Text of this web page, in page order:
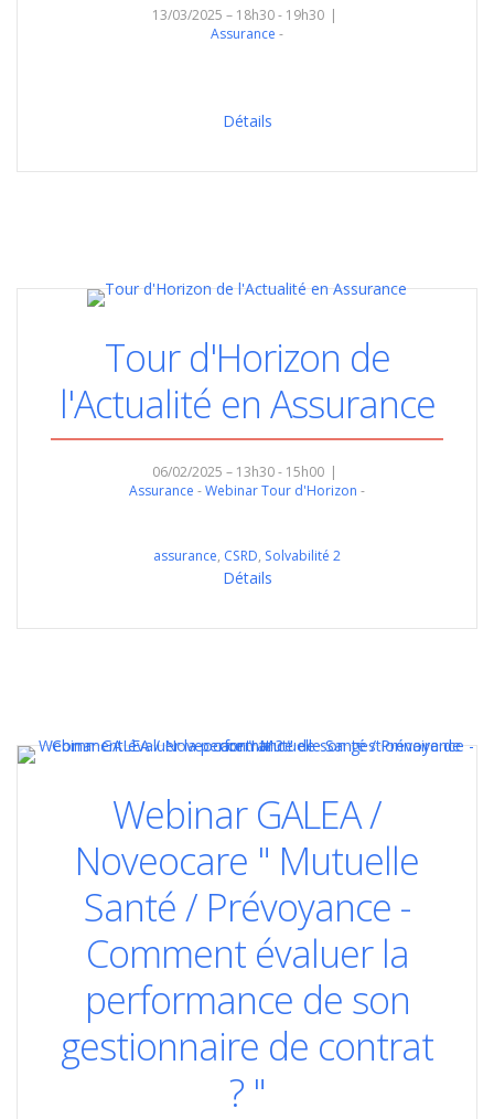
13/03/2025 – 18h30 - 19h30
Assurance
Détails
Tour d'Horizon de
l'Actualité en Assurance
06/02/2025 – 13h30 - 15h00
Assurance
Webinar Tour d'Horizon
assurance, CSRD, Solvabilité 2
Détails
Webinar GALEA /
Noveocare " Mutuelle
Santé / Prévoyance -
Comment évaluer la
performance de son
gestionnaire de contrat
? "